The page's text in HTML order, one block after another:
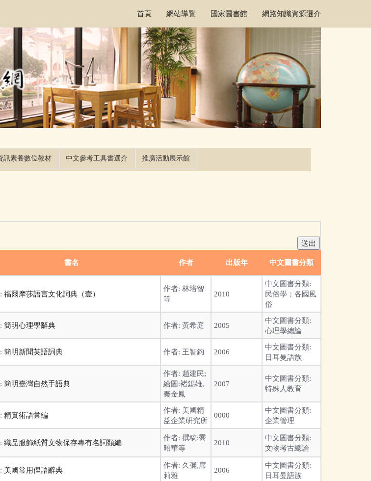
首頁
網站導覽 國家圖書館 網路知識資源選介
訊素養數位教材 中文參考工具書選介 推廣活動展示館
書名 作者 出版年 中文圖書分類
福爾摩莎語言文化詞典（壹）
作者: 林培智
等
2010
中文圖書分類:
民俗學；各國風
俗
簡明心理學辭典 作者: 黃希庭 2005
中文圖書分類:
心理學總論
簡明新聞英語詞典 作者: 王智鈞 2006
中文圖書分類:
日耳曼語族
簡明臺灣自然手語典
作者: 趙建民;
繪圖:褚錫雄,
秦金鳳
2007
中文圖書分類:
特殊人教育
精實術語彙編
作者: 美國精
益企業研究所
0000
中文圖書分類:
企業管理
織品服飾紙質文物保存專有名詞類編
作者: 撰稿:喬
昭華等
2010
中文圖書分類:
文物考古總論
美國常用俚語辭典
作者: 久彌,席
莉雅
2006
中文圖書分類:
日耳曼語族